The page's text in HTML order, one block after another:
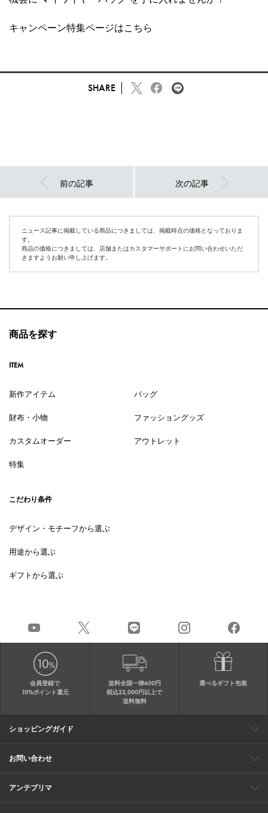
キャンペーン特集ページはこちら
SHARE
前の記事 次の記事
ニュース記事に掲載している商品につきましては、掲載時点の価格となっておりま
す。
商品の価格につきましては、店舗またはカスタマーサポートにお問い合わせいただ
きますようお願い申し上げます。
商品を探す
ITEM
新作アイテム バッグ
財布・小物 ファッショングッズ
カスタムオーダー アウトレット
特集
こだわり条件
デザイン・モチーフから選ぶ
用途から選ぶ
ギフトから選ぶ
会員登録で
10%ポイント還元
送料全国一律600円
税込22,000円以上で
送料無料
選べるギフト包装
ショッピングガイド
会員特典
ご購入・配送について
返品について
ギフト包装
FAQ
サイトマップ
お問い合わせ
メールでのお問い合わせ
お修理についてのお問い合わせ
アンテプリマ